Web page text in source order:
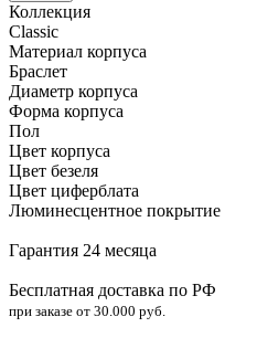
Коллекция
Classic
Материал корпуса
Браслет
Диаметр корпуса
Форма корпуса
Пол
Цвет корпуса
Цвет безеля
Цвет циферблата
Люминесцентное покрытие
Гарантия 24 месяца
Бесплатная доставка по РФ
при заказе от 30.000 руб.